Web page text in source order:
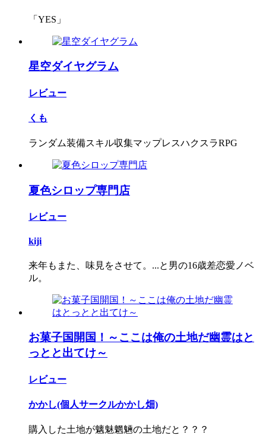
「YES」
星空ダイヤグラム
レビュー
くも
ランダム装備スキル収集マップレスハクスラRPG
夏色シロップ専門店
レビュー
kiji
来年もまた、味見をさせて。...と男の16歳差恋愛ノベ
ル。
お菓子国開国！～ここは俺の土地だ幽霊はと
っとと出てけ～
レビュー
かかし(個人サークルかかし畑)
購入した土地が魑魅魍魎の土地だと？？？